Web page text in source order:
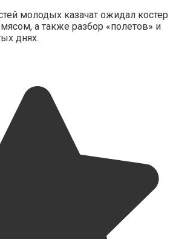
молодых казачат ожидал костер
а также разбор «полетов» и
днях.